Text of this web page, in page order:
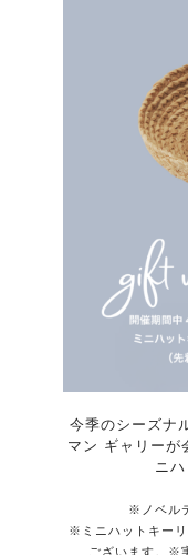
今季のシーズナ
マン ギャリーが
ニ
※ノベル
※ミニハットキー